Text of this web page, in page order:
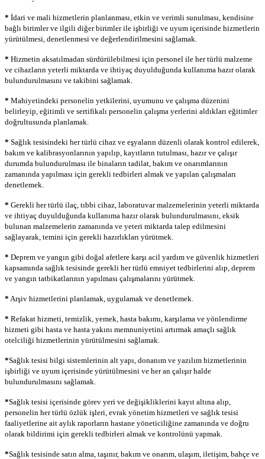
* İdari ve mali hizmetlerin planlanması, etkin ve verimli sunulması, kendisine
bağlı birimler ve ilgili diğer birimler ile işbirliği ve uyum içerisinde hizmetlerin
yürütülmesi, denetlenmesi ve değerlendirilmesini sağlamak.
* Hizmetin aksatılmadan sürdürülebilmesi için personel ile her türlü malzeme
ve cihazların yeterli miktarda ve ihtiyaç duyulduğunda kullanıma hazır olarak
bulundurulmasını ve takibini sağlamak.
* Mahiyetindeki personelin yetkilerini, uyumunu ve çalışma düzenini
belirleyip, eğitimli ve sertifikalı personelin çalışma yerlerini aldıkları eğitimler
doğrultusunda planlamak.
* Sağlık tesisindeki her türlü cihaz ve eşyaların düzenli olarak kontrol edilerek,
bakım ve kalibrasyonlarının yapılıp, kayıtların tutulması, hazır ve çalışır
durumda bulundurulması ile binaların tadilat, bakım ve onarımlarının
zamanında yapılması için gerekli tedbirleri almak ve yapılan çalışmaları
denetlemek.
* Gerekli her türlü ilaç, tıbbi cihaz, laboratuvar malzemelerinin yeterli miktarda
ve ihtiyaç duyulduğunda kullanıma hazır olarak bulundurulmasını, eksik
bulunan malzemelerin zamanında ve yeteri miktarda talep edilmesini
sağlayarak, temini için gerekli hazırlıkları yürütmek.
* Deprem ve yangın gibi doğal afetlere karşı acil yardım ve güvenlik hizmetleri
kapsamında sağlık tesisinde gerekli her türlü emniyet tedbirlerini alıp, deprem
ve yangın tatbikatlarının yapılması çalışmalarını yürütmek.
* Arşiv hizmetlerini planlamak, uygulamak ve denetlemek.
* Refakat hizmeti, temizlik, yemek, hasta bakımı, karşılama ve yönlendirme
hizmeti gibi hasta ve hasta yakını memnuniyetini artırmak amaçlı sağlık
otelciliği hizmetlerinin yürütülmesini sağlamak.
*Sağlık tesisi bilgi sistemlerinin alt yapı, donanım ve yazılım hizmetlerinin
işbirliği ve uyum içerisinde yürütülmesini ve her an çalışır halde
bulundurulmasını sağlamak.
*Sağlık tesisi içerisinde görev yeri ve değişikliklerini kayıt altına alıp,
personelin her türlü özlük işleri, evrak yönetim hizmetleri ve sağlık tesisi
faaliyetlerine ait aylık raporların hastane yöneticiliğine zamanında ve doğru
olarak bildirimi için gerekli tedbirleri almak ve kontrolünü yapmak.
*Sağlık tesisinde satın alma, taşınır, bakım ve onarım, ulaşım, iletişim, bahçe ve